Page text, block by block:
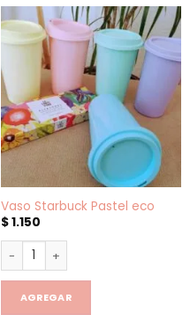
Vaso Starbuck Pastel eco
$1.150
Vaso Starbuck Pastel eco
AGREGAR